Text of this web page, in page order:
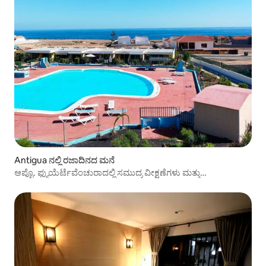
Antigua ನಲ್ಲಿ ರಜಾದಿನದ ಮನೆ
ಆಪ್ಟೊ. ಫ್ಯುಯೆರ್ಟೆವೆಂಚುರಾದಲ್ಲಿ ಸಮುದ್ರ ವೀಕ್ಷಣೆಗಳು ಮತ್ತು